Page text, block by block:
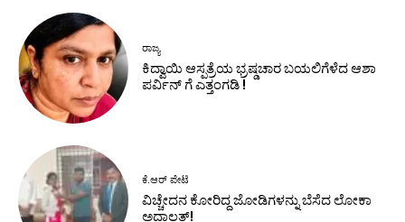
ರಾಜ್ಯ
ಕಿದ್ವಾಯಿ ಆಸ್ಪತ್ರೆಯ ಭ್ರಷ್ಡಚಾರ ಬಯಲಿಗೆಳೆದ ಆಶಾ
ಪರ್ವಿನ್ ಗೆ ಎತ್ತಂಗಡಿ !
ಕೆ.ಆರ್ ಪೇಟೆ
ವಿಚ್ಚೇದನ ಕೋರಿದ್ದ ಜೋಡಿಗಳನ್ನು ಬೆಸೆದ ಲೋಕಾ
ಅದಾಲತ್!